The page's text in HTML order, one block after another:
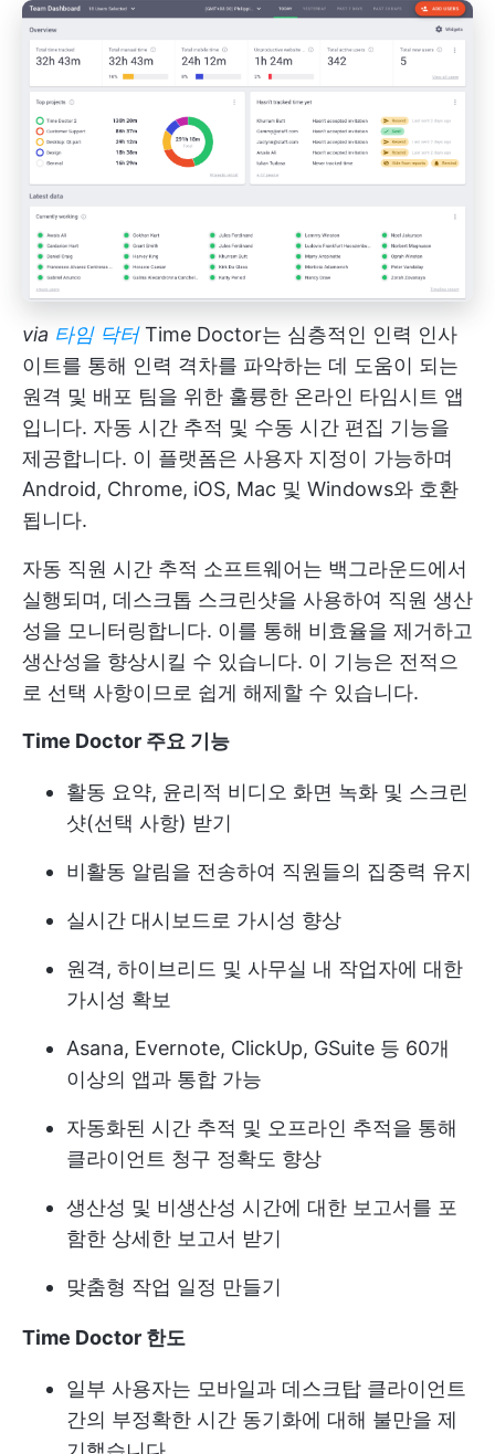
via 타임 닥터Time Doctor는 심층적인 인력 인사
이트를 통해 인력 격차를 파악하는 데 도움이 되는
원격 및 배포 팀을 위한 훌륭한 온라인 타임시트 앱
입니다. 자동 시간 추적 및 수동 시간 편집 기능을
제공합니다. 이 플랫폼은 사용자 지정이 가능하며
Android, Chrome, iOS, Mac 및 Windows와 호환
됩니다.
자동 직원 시간 추적 소프트웨어는 백그라운드에서
실행되며, 데스크톱 스크린샷을 사용하여 직원 생산
성을 모니터링합니다. 이를 통해 비효율을 제거하고
생산성을 향상시킬 수 있습니다. 이 기능은 전적으
로 선택 사항이므로 쉽게 해제할 수 있습니다.
Time Doctor 주요 기능
활동 요약, 윤리적 비디오 화면 녹화 및 스크린
샷(선택 사항) 받기
비활동 알림을 전송하여 직원들의 집중력 유지
실시간 대시보드로 가시성 향상
원격, 하이브리드 및 사무실 내 작업자에 대한
가시성 확보
Asana, Evernote, ClickUp, GSuite 등 60개
이상의 앱과 통합 가능
자동화된 시간 추적 및 오프라인 추적을 통해
클라이언트 청구 정확도 향상
생산성 및 비생산성 시간에 대한 보고서를 포
함한 상세한 보고서 받기
맞춤형 작업 일정 만들기
Time Doctor 한도
일부 사용자는 모바일과 데스크탑 클라이언트
간의 부정확한 시간 동기화에 대해 불만을 제